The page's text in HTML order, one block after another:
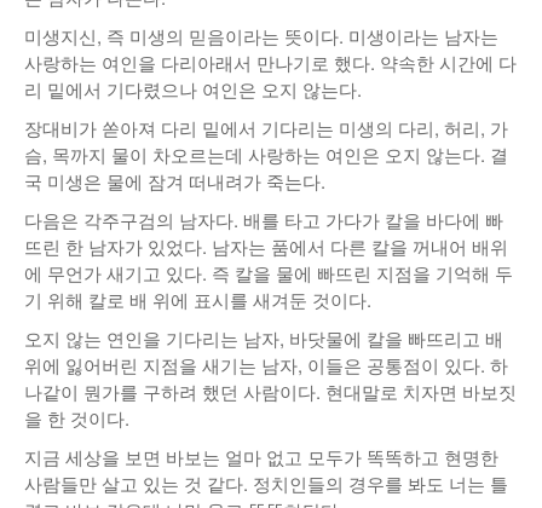
미생지신, 즉 미생의 믿음이라는 뜻이다. 미생이라는 남자는
사랑하는 여인을 다리아래서 만나기로 했다. 약속한 시간에 다
리 밑에서 기다렸으나 여인은 오지 않는다.
장대비가 쏟아져 다리 밑에서 기다리는 미생의 다리, 허리, 가
슴, 목까지 물이 차오르는데 사랑하는 여인은 오지 않는다. 결
국 미생은 물에 잠겨 떠내려가 죽는다.
다음은 각주구검의 남자다. 배를 타고 가다가 칼을 바다에 빠
뜨린 한 남자가 있었다. 남자는 품에서 다른 칼을 꺼내어 배위
에 무언가 새기고 있다. 즉 칼을 물에 빠뜨린 지점을 기억해 두
기 위해 칼로 배 위에 표시를 새겨둔 것이다.
오지 않는 연인을 기다리는 남자, 바닷물에 칼을 빠뜨리고 배
위에 잃어버린 지점을 새기는 남자, 이들은 공통점이 있다. 하
나같이 뭔가를 구하려 했던 사람이다. 현대말로 치자면 바보짓
을 한 것이다.
지금 세상을 보면 바보는 얼마 없고 모두가 똑똑하고 현명한
사람들만 살고 있는 것 같다. 정치인들의 경우를 봐도 너는 틀